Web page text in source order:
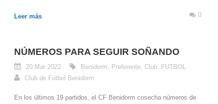
Leer más 0
NÚMEROS PARA SEGUIR SOÑANDO
20 Mar 2022 Benidorm Preferente Club FUTBOL
Club de Fútbol Benidorm
En los últimos 19 partidos, el CF Benidorm cosecha números de